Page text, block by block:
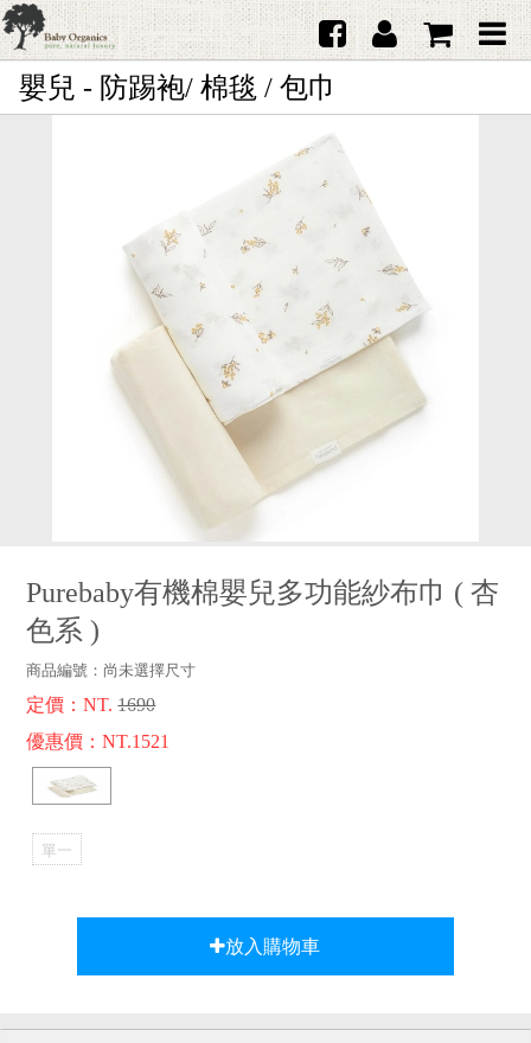
首頁
韓國Merebe寶寶配件
客服專區
嬰兒 - 防踢袍/ 棉毯 / 包巾
Purebaby有機棉嬰兒多功能紗布巾 (杏
色系 )
商品編號： 尚未選擇尺寸
定價：NT.1690
優惠價：NT.1521
單一
選項
放入購物車